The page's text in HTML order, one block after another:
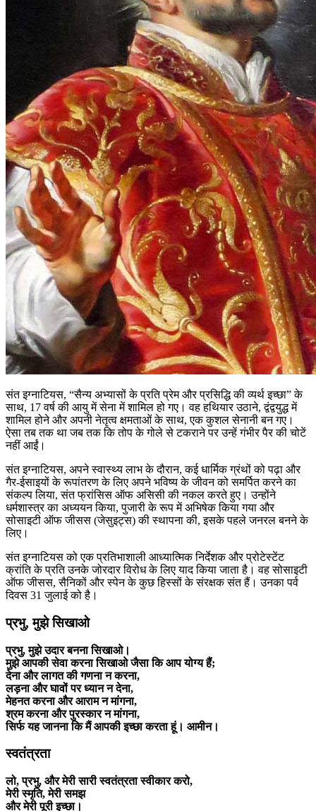
संत इग्नाटियस, “सैन्य अभ्यासों के प्रति प्रेम और प्रसिद्धि की व्यर्थ इच्छा” के
साथ, 17 वर्ष की आयु में सेना में शामिल हो गए। वह हथियार उठाने, द्वंद्वयुद्ध में
शामिल होने और अपनी नेतृत्व क्षमताओं के साथ, एक कुशल सेनानी बन गए।
ऐसा तब तक था जब तक कि तोप के गोले से टकराने पर उन्हें गंभीर पैर की चोटें
नहीं आईं।
संत इग्नाटियस, अपने स्वास्थ्य लाभ के दौरान, कई धार्मिक ग्रंथों को पढ़ा और
गैर-ईसाइयों के रूपांतरण के लिए अपने भविष्य के जीवन को समर्पित करने का
संकल्प लिया, संत फ्रांसिस ऑफ असिसी की नकल करते हुए। उन्होंने
धर्मशास्त्र का अध्ययन किया, पुजारी के रूप में अभिषेक किया गया और
सोसाइटी ऑफ जीसस (जेसुइट्स) की स्थापना की, इसके पहले जनरल बनने के
लिए।
संत इग्नाटियस को एक प्रतिभाशाली आध्यात्मिक निर्देशक और प्रोटेस्टेंट
क्रांति के प्रति उनके जोरदार विरोध के लिए याद किया जाता है। वह सोसाइटी
ऑफ जीसस, सैनिकों और स्पेन के कुछ हिस्सों के संरक्षक संत हैं। उनका पर्व
दिवस 31 जुलाई को है।
प्रभु, मुझे सिखाओ
प्रभु, मुझे उदार बनना सिखाओ।
मुझे आपकी सेवा करना सिखाओ जैसा कि आप योग्य हैं;
देना और लागत की गणना न करना,
लड़ना और घावों पर ध्यान न देना,
मेहनत करना और आराम न मांगना,
श्रम करना और पुरस्कार न मांगना,
सिर्फ यह जानना कि मैं आपकी इच्छा करता हूं। आमीन।
स्वतंत्रता
लो, प्रभु, और मेरी सारी स्वतंत्रता स्वीकार करो,
मेरी स्मृति, मेरी समझ
और मेरी पूरी इच्छा।